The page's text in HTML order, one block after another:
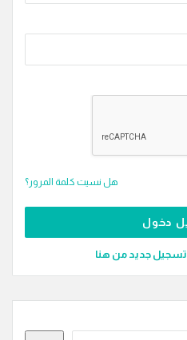
هل نسيت كلمة المرور؟
‫تسجيل جديد من هنا